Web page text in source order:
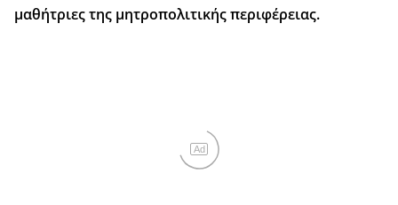
μαθήτριες της μητροπολιτικής περιφέρειας.
Ad